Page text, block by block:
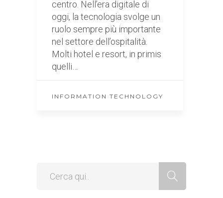
centro. Nell’era digitale di
oggi, la tecnologia svolge un
ruolo sempre più importante
nel settore dell’ospitalità.
Molti hotel e resort, in primis
quelli…
INFORMATION TECHNOLOGY